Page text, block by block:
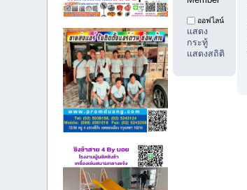
ออฟไลน์
แสดง
กระทู้
แสดงสถิติ